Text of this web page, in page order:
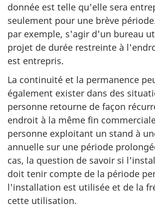
donnée est telle qu'elle sera
seulement pour une brève
par exemple, s'agir d'un bureau
projet de durée restreinte à
est entrepris.
La continuité et la permanence
également exister dans des
personne retourne de façon
endroit à la même fin
personne exploitant un stand à
annuelle sur une période
cas, la question de savoir si
doit tenir compte de la période
l'installation est utilisée et de la
cette utilisation.